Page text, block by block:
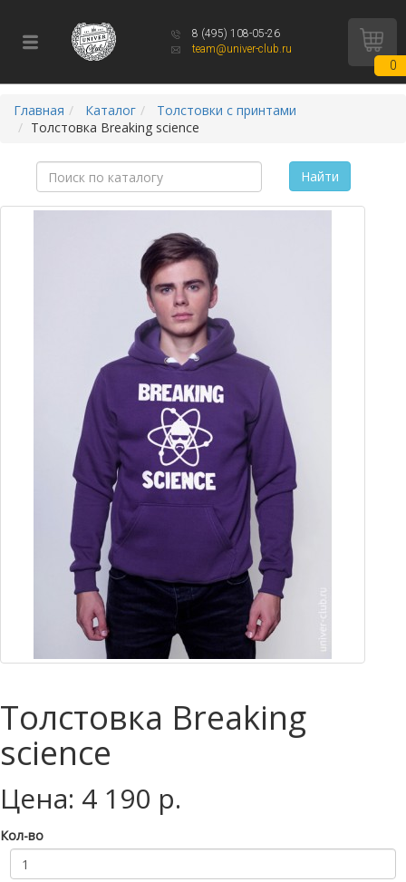
8 (495) 108-05-26
team@univer-club.ru
0
Главная Каталог
Толстовки с принтами
Толстовка Breaking science
Найти
Толстовка Breaking
science
Цена: 4 190 р.
Кол-во